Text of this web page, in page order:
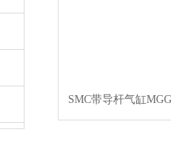
SMC带导杆气缸